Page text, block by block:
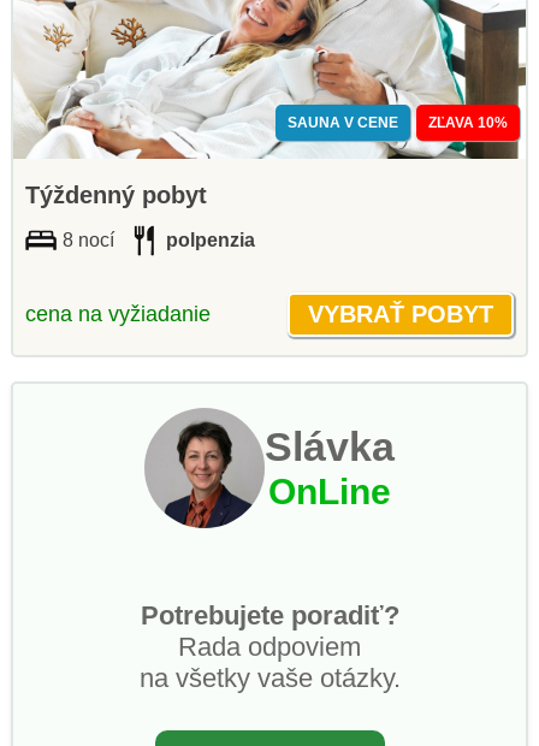
SAUNA V CENE ZĽAVA 10%
Týždenný pobyt
8 nocí polpenzia
cena na vyžiadanie
Slávka
OnLine
Potrebujete poradiť?
Rada odpoviem
na všetky vaše otázky.